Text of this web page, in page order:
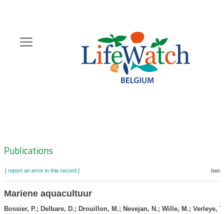
content
Zoeknavigatie
Publications
[ report an error in this record ]
Mariene aquacultuur
Bossier, P.; Delbare, D.; Drouillon, M.; Nevejan, N.; Wille, M.; Verleye,